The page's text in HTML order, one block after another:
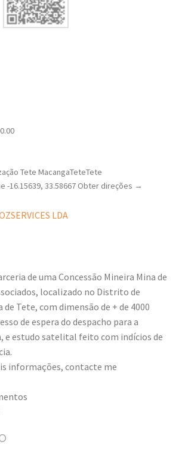
Tete MacangaTeteTete
-16.15639, 33.58667 Obter direções →
LDA
de uma Concessão Mineira Mina de
localizado no Distrito de
de Tete, com dimensão de + de 4000
de espera do despacho para a
e estudo satelital feito com indícios de
informações, contacte me